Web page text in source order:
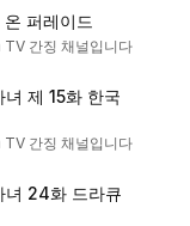
퍼레이드
간징 채널입니다
제 15화 한국
간징 채널입니다
녀 24화 드라큐